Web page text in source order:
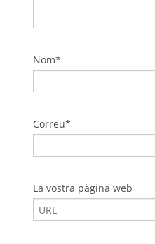
Nom*
Correu*
La vostra pàgina web